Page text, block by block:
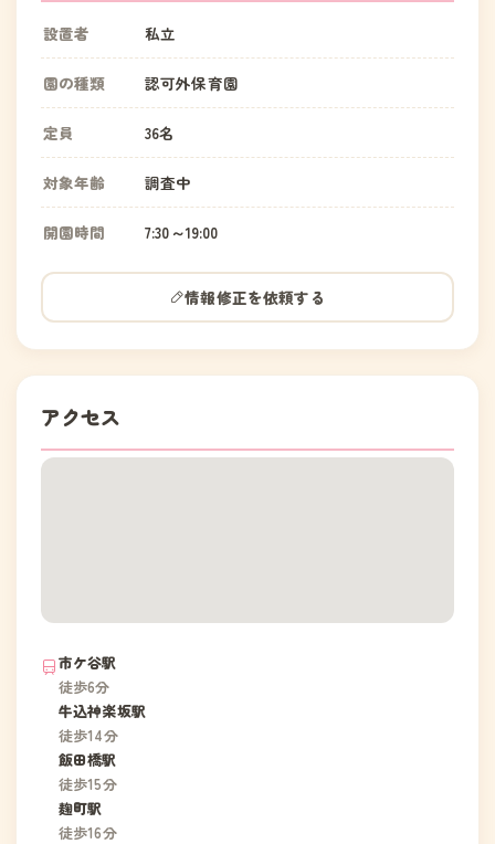
設置者 私立
園の種類 認可外保育園
定員 36名
対象年齢 調査中
開園時間 7:30～19:00
情報修正を依頼する
アクセス
市ケ谷駅
徒歩6分
牛込神楽坂駅
徒歩14分
飯田橋駅
徒歩15分
麹町駅
徒歩16分